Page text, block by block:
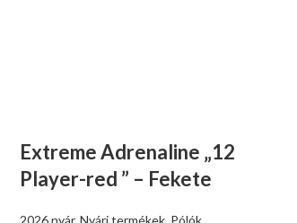
Extreme Adrenaline „12
Player-red ” – Fekete
2026 nyár, Nyári termékek, Pólók